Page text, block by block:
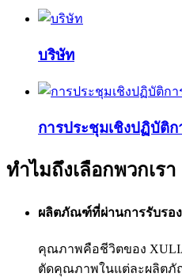
บริษัท
การประชุมเชิงปฏิบัติก
ทำไมถึงเลือกพวกเรา
ผลิตภัณฑ์ที่ผ่านการรับรอง
คุณภาพคือชีวิตของ
ตัดคุณภาพในแต่ละผลิตภั